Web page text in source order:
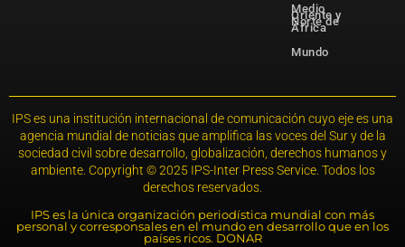
Medio
Oriente y
Norte de
África
Mundo
IPS es una institución internacional de comunicación cuyo eje es una
agencia mundial de noticias que amplifica las voces del Sur y de la
sociedad civil sobre desarrollo, globalización, derechos humanos y
ambiente. Copyright © 2025 IPS-Inter Press Service. Todos los
derechos reservados.
IPS es la única organización periodística mundial con más
personal y corresponsales en el mundo en desarrollo que en los
países ricos. DONAR